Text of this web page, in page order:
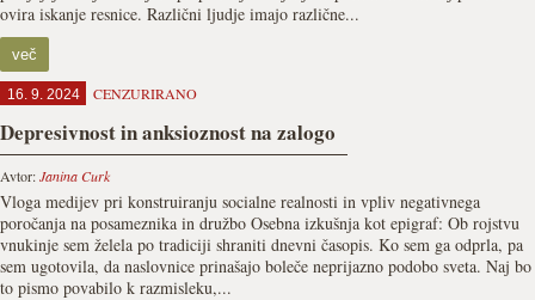
ovira iskanje resnice. Različni ljudje imajo različne...
več
16. 9. 2024 CENZURIRANO
Depresivnost in anksioznost na zalogo
Avtor:Janina Curk
Vloga medijev pri konstruiranju socialne realnosti in vpliv negativnega
poročanja na posameznika in družbo Osebna izkušnja kot epigraf: Ob rojstvu
vnukinje sem želela po tradiciji shraniti dnevni časopis. Ko sem ga odprla, pa
sem ugotovila, da naslovnice prinašajo boleče neprijazno podobo sveta. Naj bo
to pismo povabilo k razmisleku,...